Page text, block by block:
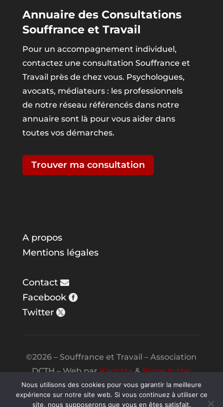
Annuaire des Consultations
Souffrance et Travail
Pour un accompagnement individuel,
contactez une consultation Souffrance et
Travail près de chez vous. Psychologues,
avocats, médiateurs : les professionnels
de notre réseau référencés dans notre
annuaire sont là pour vous aider dans
toutes vos démarches.
Trouver ma consultation
A propos
Mentions légales
Contact
Facebook
Twitter
©2026 – Souffrance et Travail – Association
DCTH – Web parKarlotta&Steve in the
Night
Nous utilisons des cookies pour vous garantir la meilleure
expérience sur notre site web. Si vous continuez à utiliser ce
site, nous supposerons que vous en êtes satisfait.